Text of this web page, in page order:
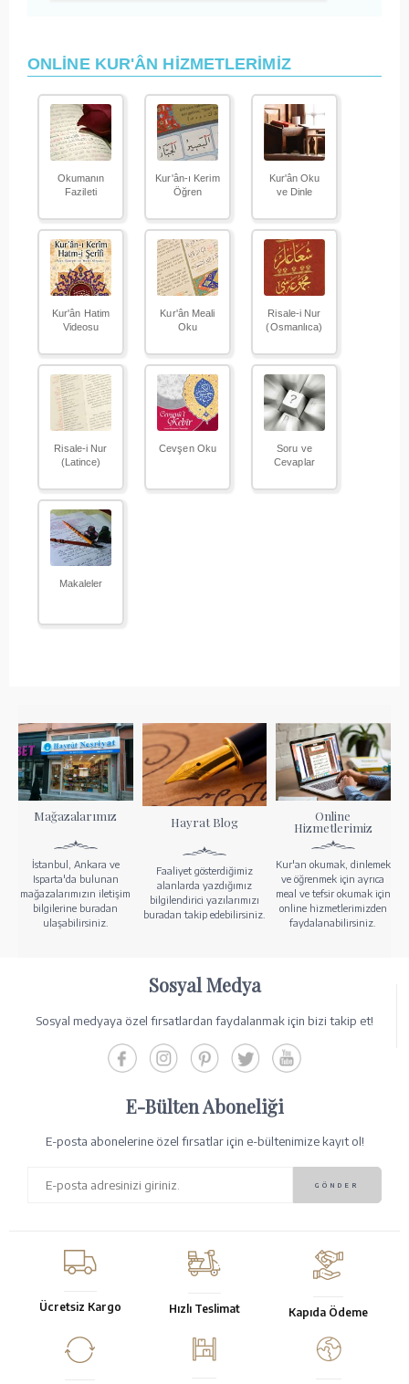
ONLİNE KUR'ÂN HİZMETLERİMİZ
Okumanın
Fazileti
Kur'ân-ı Kerim
Öğren
Kur'ân Oku
ve Dinle
Kur'ân Hatim
Videosu
Kur'ân Meali
Oku
Risale-i Nur
(Osmanlıca)
Risale-i Nur
(Latince)
Cevşen Oku
Soru ve
Cevaplar
Makaleler
Mağazalarımız
İstanbul, Ankara ve
Isparta'da bulunan
mağazalarımızın iletişim
bilgilerine buradan
ulaşabilirsiniz.
Hayrat Blog
Faaliyet gösterdiğimiz
alanlarda yazdığımız
bilgilendirici yazılarımızı
buradan takip edebilirsiniz.
Online
Hizmetlerimiz
Kur'an okumak, dinlemek
ve öğrenmek için ayrıca
meal ve tefsir okumak için
online hizmetlerimizden
faydalanabilirsiniz.
Sosyal Medya
Sosyal medyaya özel fırsatlardan faydalanmak için bizi takip et!
E-Bülten Aboneliği
E-posta abonelerine özel fırsatlar için e-bültenimize kayıt ol!
Ücretsiz Kargo Hızlı Teslimat Kapıda Ödeme